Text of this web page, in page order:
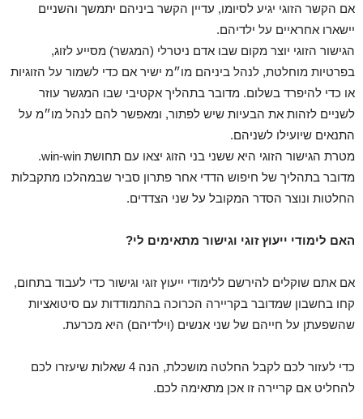
אם הקשר הזוגי יגיע לסיומו, עדיין הקשר ביניהם יתמשך והשניים
יישארו אחראיים על ילדיהם.
הגישור הזוגי יוצר מקום שבו אדם ניטרלי (המגשר) מסייע לזוג,
בפרטיות מוחלטת, לנהל ביניהם מו״מ ישיר אם כדי לשמור על הזוגיות
או כדי להיפרד בשלום. מדובר בתהליך אקטיבי שבו המגשר עוזר
לשניים לזהות את הבעיות שיש לפתור, ומאפשר להם לנהל מו״מ על
התנאים שיועילו לשניהם.
מטרת הגישור הזוגי היא ששני בני הזוג יצאו עם תחושת win-win.
מדובר בתהליך של חיפוש הדדי אחר פתרון סביר שבמהלכו מתקבלות
החלטות ונוצר הסדר המקובל על שני הצדדים.
האם לימודי ייעוץ זוגי וגישור מתאימים לי?
אם אתם שוקלים להירשם ללימודי ייעוץ זוגי וגישור כדי לעבוד בתחום,
קחו בחשבון שמדובר בקריירה הכרוכה בהתמודדות עם סיטואציות
שהשפעתן על חייהם של שני אנשים (וילדיהם) היא מכרעת.
כדי לעזור לכם לקבל החלטה מושכלת, הנה 4 שאלות שיעזרו לכם
להחליט אם קריירה זו אכן מתאימה לכם.